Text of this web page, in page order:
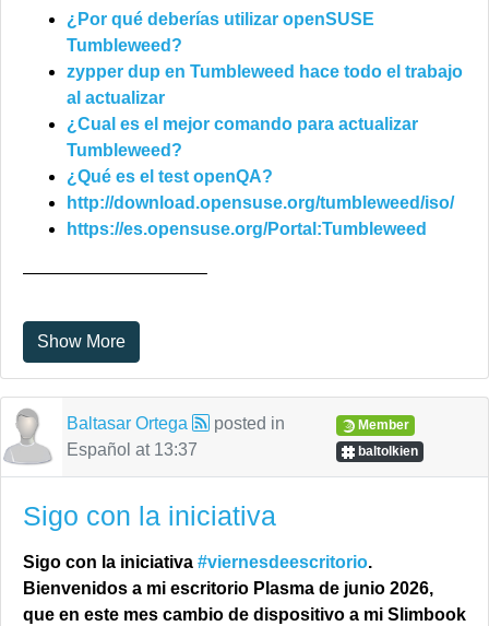
¿Por qué deberías utilizar openSUSE
Tumbleweed?
zypper dup en Tumbleweed hace todo el trabajo
al actualizar
¿Cual es el mejor comando para actualizar
Tumbleweed?
¿Qué es el test openQA?
http://download.opensuse.org/tumbleweed/iso/
https://es.opensuse.org/Portal:Tumbleweed
——————————–
Show More
Baltasar Ortega
posted in
Español at 13:37
Member
baltolkien
Sigo con la iniciativa
Sigo con la iniciativa #viernesdeescritorio.
Bienvenidos a mi escritorio Plasma de junio 2026,
que en este mes cambio de dispositivo a mi Slimbook